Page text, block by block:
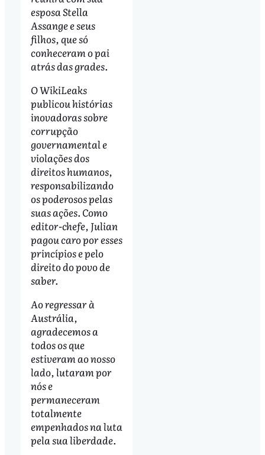
esposa Stella
Assange e seus
filhos, que só
conheceram o pai
atrás das grades.
O WikiLeaks
publicou histórias
inovadoras sobre
corrupção
governamental e
violações dos
direitos humanos,
responsabilizando
os poderosos pelas
suas ações. Como
editor-chefe, Julian
pagou caro por esses
princípios e pelo
direito do povo de
saber.
Ao regressar à
Austrália,
agradecemos a
todos os que
estiveram ao nosso
lado, lutaram por
nós e
permaneceram
totalmente
empenhados na luta
pela sua liberdade.